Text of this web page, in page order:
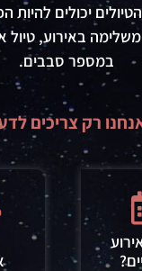
הטיולים יכולים להיות
משלימה באירוע, טיול
במספר סבבים.
רק צריכים